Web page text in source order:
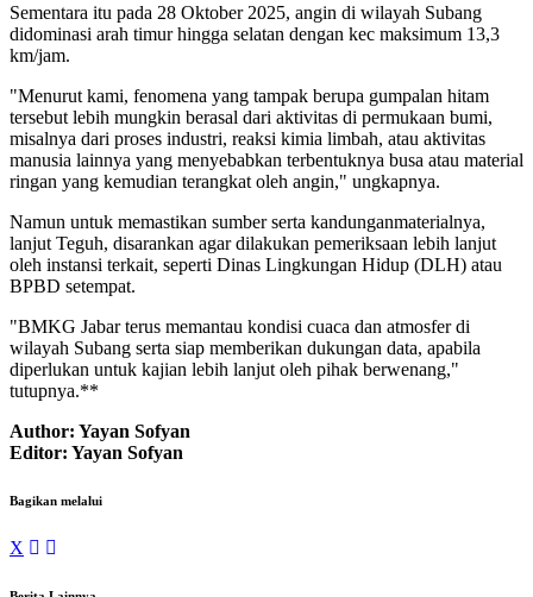
Sementara itu pada 28 Oktober 2025, angin di wilayah Subang
didominasi arah timur hingga selatan dengan kec maksimum 13,3
km/jam.
"Menurut kami, fenomena yang tampak berupa gumpalan hitam
tersebut lebih mungkin berasal dari aktivitas di permukaan bumi,
misalnya dari proses industri, reaksi kimia limbah, atau aktivitas
manusia lainnya yang menyebabkan terbentuknya busa atau material
ringan yang kemudian terangkat oleh angin," ungkapnya.
Namun untuk memastikan sumber serta kandunganmaterialnya,
lanjut Teguh, disarankan agar dilakukan pemeriksaan lebih lanjut
oleh instansi terkait, seperti Dinas Lingkungan Hidup (DLH) atau
BPBD setempat.
"BMKG Jabar terus memantau kondisi cuaca dan atmosfer di
wilayah Subang serta siap memberikan dukungan data, apabila
diperlukan untuk kajian lebih lanjut oleh pihak berwenang,"
tutupnya.**
Author: Yayan Sofyan
Editor: Yayan Sofyan
Bagikan melalui
X